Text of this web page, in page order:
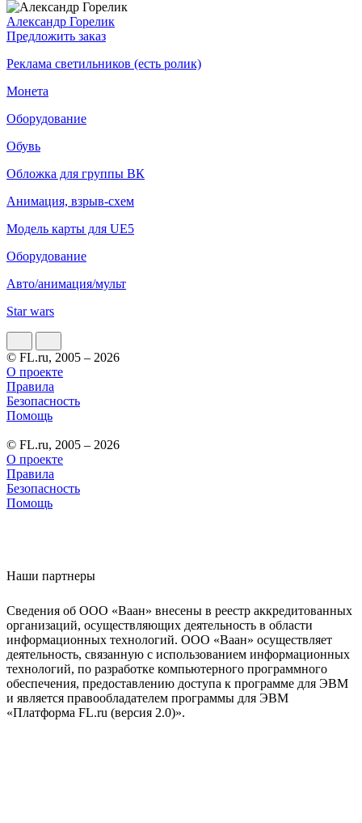
Александр Горелик
Предложить заказ
Реклама светильников (есть ролик)
Монета
Оборудование
Обувь
Обложка для группы ВК
Анимация, взрыв-схем
Модель карты для UE5
Оборудование
Авто/анимация/мульт
Star wars
© FL.ru, 2005 – 2026
О проекте
Правила
Безопасность
Помощь
© FL.ru, 2005 – 2026
О проекте
Правила
Безопасность
Помощь
Наши партнеры
Сведения об ООО «Ваан» внесены в реестр аккредитованных
организаций, осуществляющих деятельность в области
информационных технологий. ООО «Ваан» осуществляет
деятельность, связанную с использованием информационных
технологий, по разработке компьютерного программного
обеспечения, предоставлению доступа к программе для ЭВМ
и является правообладателем программы для ЭВМ
«Платформа FL.ru (версия 2.0)».